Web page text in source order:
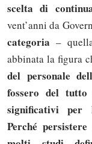
scelta di
vent’anni da
categoria –
abbinata la figura
del personale
fossero del
significativi per
Perché